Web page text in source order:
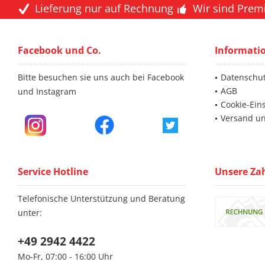
Lieferung nur auf Rechnung Wir sind
Facebook und Co.
Bitte besuchen sie uns auch bei Facebook
und Instagram
AGB
Cookie-
Versand
Service Hotline
Telefonische Unterstützung und Beratung
unter:
+49 2942 4422
Mo-Fr, 07:00 - 16:00 Uhr
Unsere